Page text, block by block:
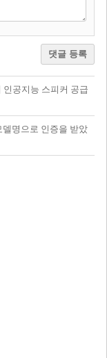
댓글 등록
인공지능 스피커 공급
델명으로 인증을 받았